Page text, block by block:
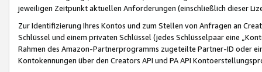
jeweiligen Zeitpunkt aktuellen Anforderungen (einschließlich dieser
Zur Identifizierung Ihres Kontos und zum Stellen von Anfragen an
Schlüssel und einem privaten Schlüssel (jedes Schlüsselpaar eine
Rahmen des Amazon-Partnerprogramms zugeteilte Partner-ID oder
Kontokennungen über den Creators API und PA API